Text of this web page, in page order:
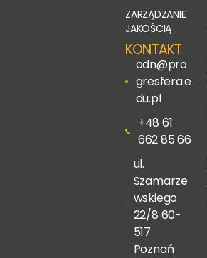
ZARZĄDZANIE
JAKOŚCIĄ
KONTAKT
odn@pro
gresfera.e
du.pl
+48 61
662 85 66
ul.
Szamarze
wskiego
22/8 60-
517
Poznań